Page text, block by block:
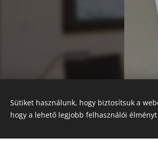
Sütiket használunk, hogy biztosítsuk a
hogy a lehető legjobb felhasználói